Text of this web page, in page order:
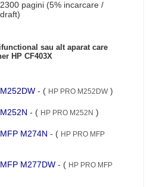
2300 pagini (5% incarcare /
draft)
sau alt aparat care
HP CF403X
- ( HP PRO M252DW)
- ( HP PRO M252N )
M274N - ( HP PRO MFP
M277DW - ( HP PRO MFP